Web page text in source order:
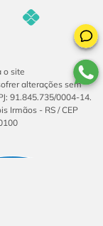
o site
alterações sem
91.845.735/0004-14.
Irmãos - RS / CEP